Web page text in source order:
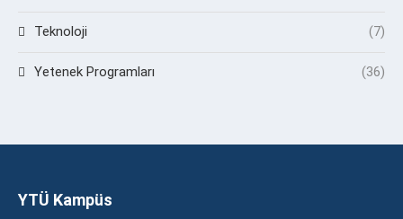
Teknoloji (7)
Yetenek Programları (36)
YTÜ Kampüs